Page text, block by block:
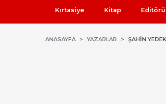
Kırtasiye Kitap
ANASAYFA YAZARLAR ŞAHIN YEDEK